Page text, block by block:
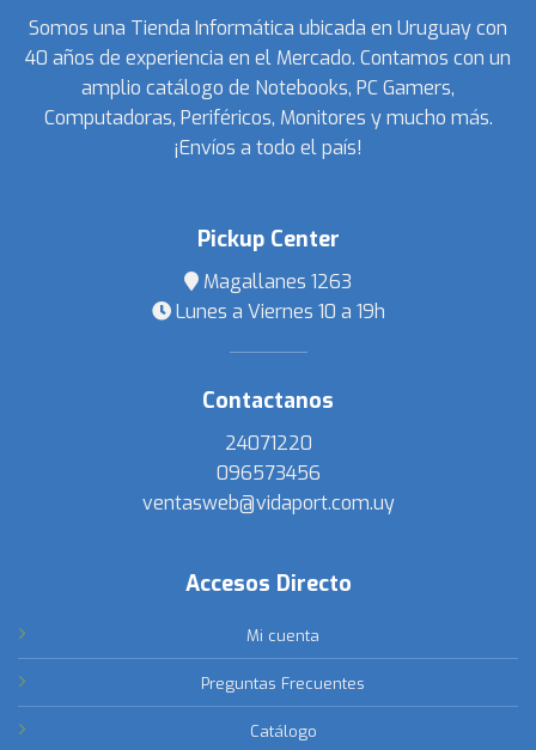
Somos una Tienda Informática ubicada en Uruguay con
40 años de experiencia en el Mercado. Contamos con un
amplio catálogo de Notebooks, PC Gamers,
Computadoras, Periféricos, Monitores y mucho más.
¡Envíos a todo el país!
Pickup Center
Magallanes 1263
Lunes a Viernes 10 a 19h
Contactanos
24071220
096573456
ventasweb@vidaport.com.uy
Accesos Directo
Mi cuenta
Preguntas Frecuentes
Catálogo